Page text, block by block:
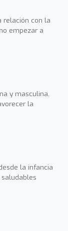
relación con la
empezar a
y masculina.
la
la infancia